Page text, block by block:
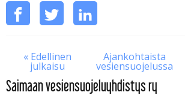
Jaa
tämä
mediassa
Jaa
Jaa
Jaa
« Edellinen
julkaisu
Ajankohtaista
vesiensuojelussa
Saimaan vesiensuojeluyhdistys ry